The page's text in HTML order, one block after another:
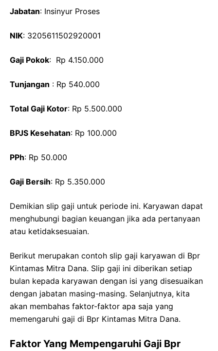
Jabatan: Insinyur Proses
NIK: 3205611502920001
Gaji Pokok: Rp 4.150.000
Tunjangan : Rp 540.000
Total Gaji Kotor: Rp 5.500.000
BPJS Kesehatan: Rp 100.000
PPh: Rp 50.000
Gaji Bersih: Rp 5.350.000
Demikian slip gaji untuk periode ini. Karyawan dapat
menghubungi bagian keuangan jika ada pertanyaan
atau ketidaksesuaian.
Berikut merupakan contoh slip gaji karyawan di Bpr
Kintamas Mitra Dana. Slip gaji ini diberikan setiap
bulan kepada karyawan dengan isi yang disesuaikan
dengan jabatan masing-masing. Selanjutnya, kita
akan membahas faktor-faktor apa saja yang
memengaruhi gaji di Bpr Kintamas Mitra Dana.
Faktor Yang Mempengaruhi Gaji Bpr